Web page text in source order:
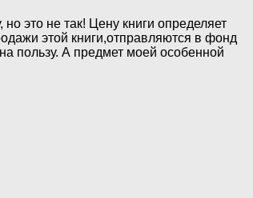
это не так! Цену книги определяет
этой книги,отправляются в фонд
пользу. А предмет моей особенной